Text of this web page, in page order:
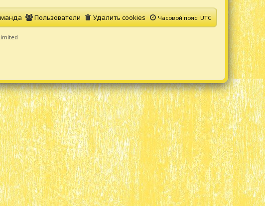
Часовой пояс:UTC
Удалить cookies
Пользователи